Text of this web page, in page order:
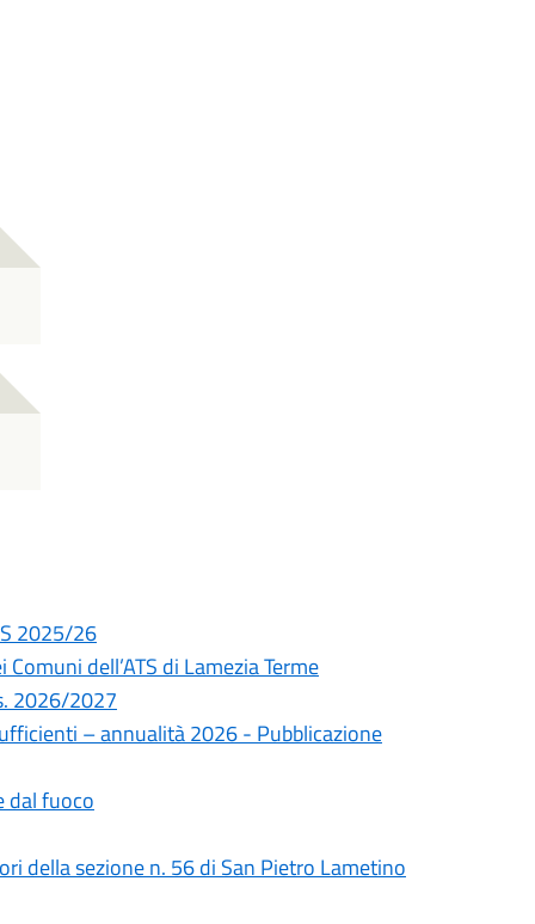
2025/26
dell’ATS di Lamezia Terme
2026/2027
– annualità 2026 - Pubblicazione
dal fuoco
della sezione n. 56 di San Pietro Lametino